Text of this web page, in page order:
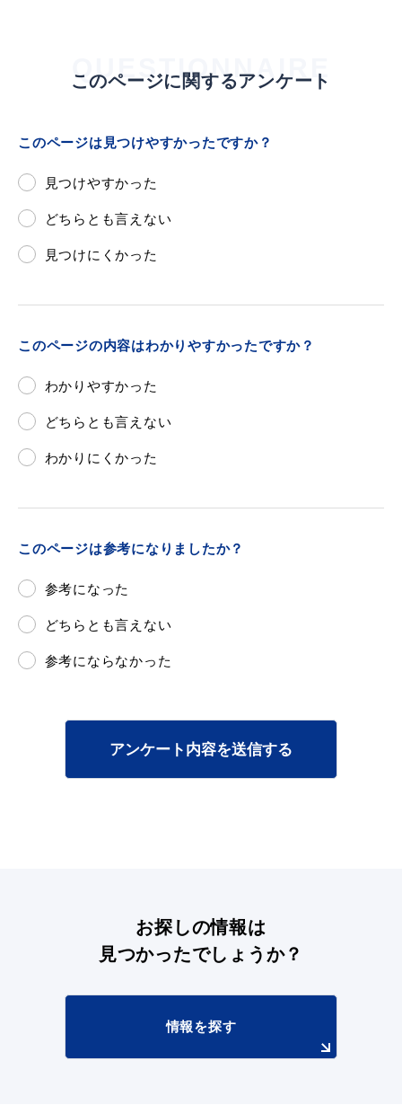
QUESTIONNAIRE
このページに関するアンケート
このページは見つけやすかったですか？
見つけやすかった
どちらとも言えない
見つけにくかった
このページの内容はわかりやすかったですか？
わかりやすかった
どちらとも言えない
わかりにくかった
このページは参考になりましたか？
参考になった
どちらとも言えない
参考にならなかった
アンケート内容を送信する
お探しの情報は
見つかったでしょうか？
情報を探す